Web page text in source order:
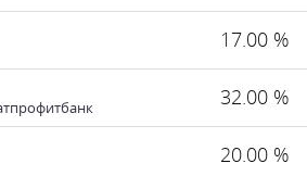
17.00 %
32.00 %
20.00 %